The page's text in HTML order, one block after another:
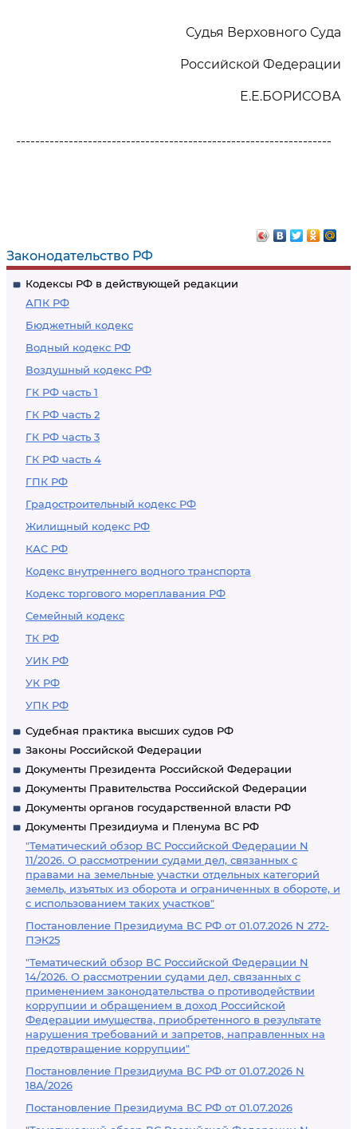
Законодательство РФ
Кодексы РФ в действующей редакции
АПК РФ
Бюджетный кодекс
Водный кодекс РФ
Воздушный кодекс РФ
ГК РФ часть 1
ГК РФ часть 2
ГК РФ часть 3
ГК РФ часть 4
ГПК РФ
Градостроительный кодекс РФ
Жилищный кодекс РФ
КАС РФ
Кодекс внутреннего водного транспорта
Кодекс торгового мореплавания РФ
Семейный кодекс
ТК РФ
УИК РФ
УК РФ
УПК РФ
Судебная практика высших судов РФ
Законы Российской Федерации
Документы Президента Российской Федерации
Документы Правительства Российской Федерации
Документы органов государственной власти РФ
Документы Президиума и Пленума ВС РФ
"Тематический обзор ВС Российской Федерации N
11/2026. О рассмотрении судами дел, связанных с
правами на земельные участки отдельных категорий
земель, изъятых из оборота и ограниченных в обороте, и
с использованием таких участков"
Постановление Президиума ВС РФ от 01.07.2026 N 272-
ПЭК25
"Тематический обзор ВС Российской Федерации N
14/2026. О рассмотрении судами дел, связанных с
применением законодательства о противодействии
коррупции и обращением в доход Российской
Федерации имущества, приобретенного в результате
нарушения требований и запретов, направленных на
предотвращение коррупции"
Постановление Президиума ВС РФ от 01.07.2026 N
18А/2026
Постановление Президиума ВС РФ от 01.07.2026
Судья Верховного Суда
Российской Федерации
Е.Е.БОРИСОВА
------------------------------------------------------------------